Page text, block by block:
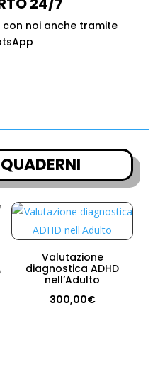
noi anche tramite
Valutazione
diagnostica ADHD
nell’Adulto
300,00€